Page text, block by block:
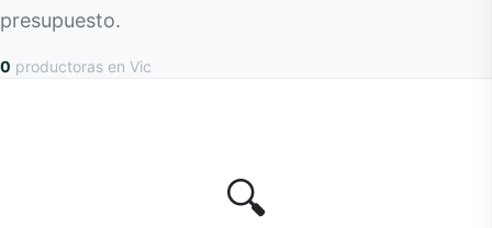
presupuesto.
0 productoras en Vic
🔍